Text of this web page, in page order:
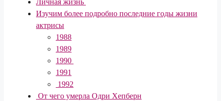
Личная жизнь
Изучим более подробно последние годы жизни
актрисы
1988
1989
1990
1991
1992
От чего умерла Одри Хепберн